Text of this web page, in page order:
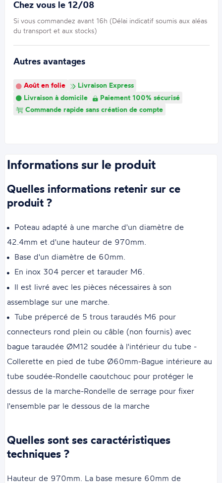
Chez vous le 12/08
Si vous commandez avant 16h (Délai indicatif soumis aux aléas
du transport et aux stocks)
Autres avantages
Août en folie
Livraison Express
Livraison à domicile
Paiement 100% sécurisé
Commande rapide sans création de compte
Informations sur le produit
Quelles informations retenir sur ce
produit ?
Poteau adapté à une marche d'un diamètre de
42.4mm et d'une hauteur de 970mm.
Base d'un diamètre de 60mm.
En inox 304 percer et tarauder M6.
Il est livré avec les pièces nécessaires à son
assemblage sur une marche.
Tube prépercé de 5 trous taraudés M6 pour
connecteurs rond plein ou câble (non fournis) avec
bague taraudée ØM12 soudée à l'intérieur du tube -
Collerette en pied de tube Ø60mm-Bague intérieure au
tube soudée-Rondelle caoutchouc pour protéger le
dessus de la marche-Rondelle de serrage pour fixer
l'ensemble par le dessous de la marche
Quelles sont ses caractéristiques
techniques ?
Hauteur de 970mm. La base mesure 60mm de